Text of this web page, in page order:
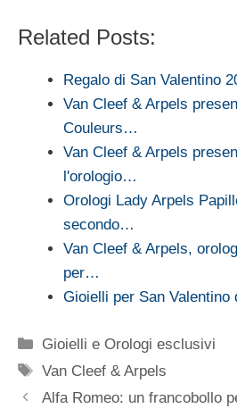
Related Posts:
Regalo di San Valentino
Van Cleef & Arpels
Couleurs…
Van Cleef & Arpels
l'orologio…
Orologi Lady Arpels
secondo…
Van Cleef & Arpels,
per…
Gioielli per San Valentino
Categorie
Gioielli e Orologi esclusivi
Tag
Van Cleef & Arpels
Alfa Romeo: un francobollo